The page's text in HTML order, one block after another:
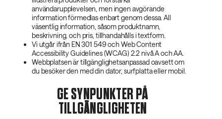
användarupplevelsen, men ingen avgörande
information förmedlas enbart genom dessa. All
väsentlig information, såsom produktnamn,
beskrivning, och pris, tillhandahålls i textform.
Vi utgår ifrån EN 301 549 och Web Content
Accessibility Guidelines (WCAG) 2.2 nivå A och AA.
Webbplatsen är tillgänglighetsanpassad oavsett om
du besöker den med din dator, surfplatta eller mobil.
GE SYNPUNKTER PÅ
TILLGÄNGLIGHETEN